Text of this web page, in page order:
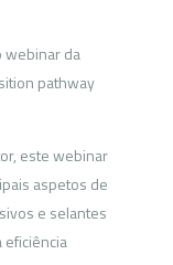
webinar da
pathway
este webinar
aspetos de
e selantes
eficiência